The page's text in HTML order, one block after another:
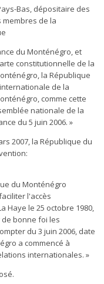
Bas, dépositaire des
membres de la
du Monténégro, et
constitutionnelle de la
la République
de la
comme cette
nationale de la
du 5 juin 2006. »
2007, la République du
du Monténégro
l'accès
Haye le 25 octobre 1980,
bonne foi les
du 3 juin 2006, date
a commencé à
internationales. »